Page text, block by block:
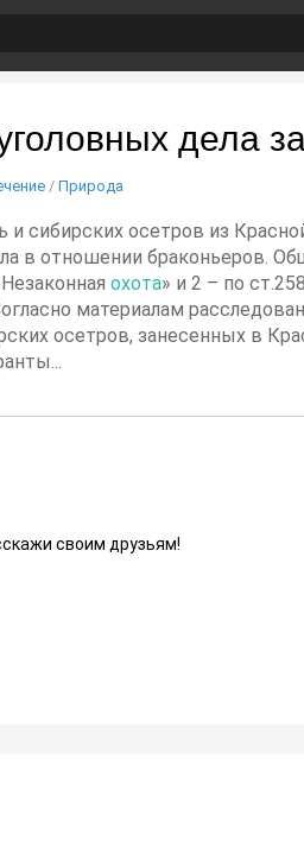
дела
/ Природа
и сибирских осетров из
в отношении браконьеров.
охота» и 2 – по
материалам
осетров, занесенных в
своим друзьям!